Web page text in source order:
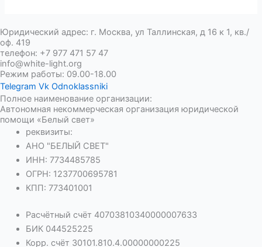
Юридический адрес: г. Москва, ул Таллинская, д 16 к 1, кв./
оф. 419
телефон: +7 977 471 57 47
info@white-light.org
Режим работы: 09.00-18.00
Telegram Vk Odnoklassniki
Полное наименование организации:
Автономная некоммерческая организация юридической
помощи «Белый свет»
реквизиты:
АНО "БЕЛЫЙ СВЕТ"
ИНН: 7734485785
ОГРН: 1237700695781
КПП: 773401001
Расчётный счёт 40703810340000007633
БИК 044525225
Корр. счёт 30101.810.4.00000000225